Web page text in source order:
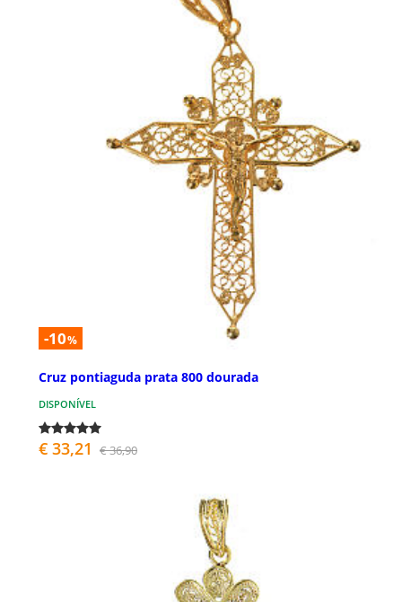
-10%
Cruz pontiaguda prata 800 dourada
DISPONÍVEL
€ 33,21 € 36,90